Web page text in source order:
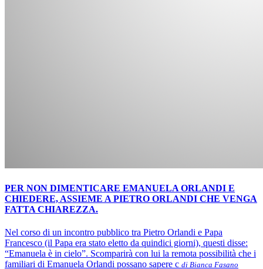
PER NON DIMENTICARE EMANUELA ORLANDI E
CHIEDERE, ASSIEME A PIETRO ORLANDI CHE VENGA
FATTA CHIAREZZA.
Nel corso di un incontro pubblico tra Pietro Orlandi e Papa
Francesco (il Papa era stato eletto da quindici giorni), questi disse:
“Emanuela è in cielo”. Scomparirà con lui la remota possibilità che i
familiari di Emanuela Orlandi possano sapere c di Bianca Fasano